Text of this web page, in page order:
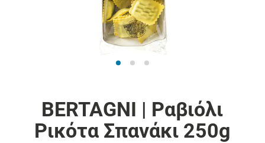
BERTAGNI | Ραβιόλι
Ρικότα Σπανάκι 250g